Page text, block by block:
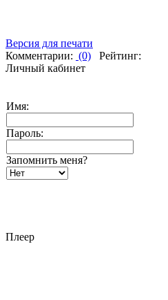
Версия для печати
Комментарии: (0) Рейтинг:
Личный кабинет
Имя:
Пароль:
Запомнить меня?
Плеер